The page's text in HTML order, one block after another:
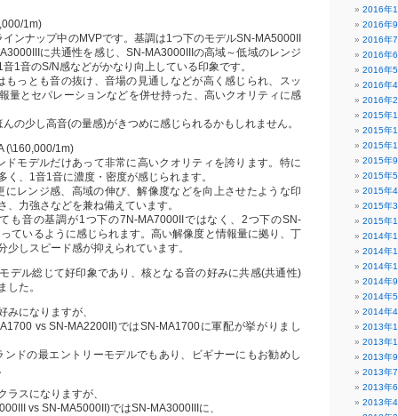
1m)
ンナップ中のMVPです。基調は1つ下のモデルSN-MA5000II
に共通性を感じ、SN-MA3000IIIの高域～低域のレンジ
1音のS/N感などがかなり向上している印象です。
もっとも音の抜け、音場の見通しなどが高く感じられ、スッ
量とセパレーションなどを併せ持った、高いクオリティに感
の少し高音(の量感)がきつめに感じられるかもしれません。
(\160,000/1m)
ドモデルだけあって非常に高いクオリティを誇ります。特に
く、1音1音に濃度・密度が感じられます。
にレンジ感、高域の伸び、解像度などを向上させたような印
、力強さなどを兼ね備えています。
も音の基調が1つ下の7N-MA7000IIではなく、2つ下のSN-
ているように感じられます。高い解像度と情報量に拠り、丁
少しスピード感が抑えられています。
デル総じて好印象であり、核となる音の好みに共感(共通性)
した。
みになりますが、
vs SN-MA2200II)ではSN-MA1700に軍配が挙がりまし
ンドの最エントリーモデルでもあり、ビギナーにもお勧めし
ラスになりますが、
vs SN-MA5000II)ではSN-MA3000IIIに、
2016年
2016年9
2016年7
2016年6
2016年5
2016年4
2016年2
2015年
2015年
2015年
2015年9
2015年5
2015年4
2015年3
2015年1
2014年
2014年
2014年
2014年9
2014年5
2014年4
2013年
2013年
2013年9
2013年7
2013年6
2013年4